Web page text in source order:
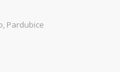
Pardubice